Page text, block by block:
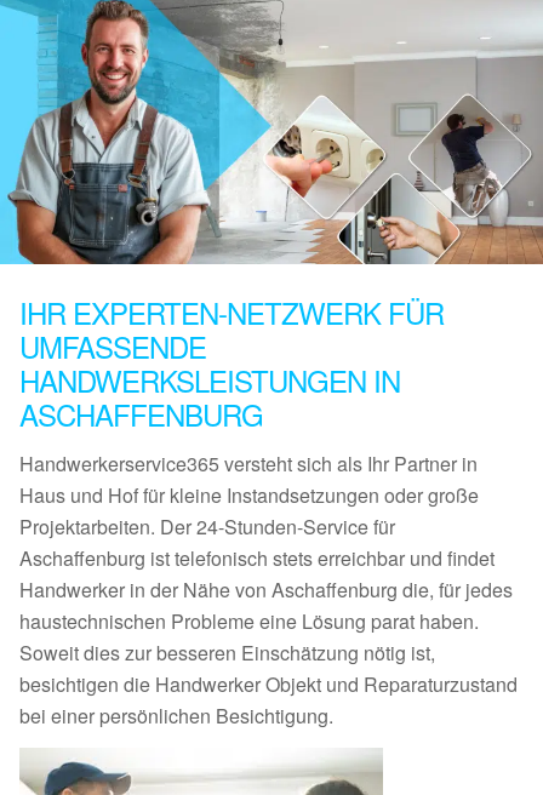
IHR EXPERTEN-NETZWERK FÜR
UMFASSENDE
HANDWERKSLEISTUNGEN IN
ASCHAFFENBURG
Handwerkerservice365 versteht sich als Ihr Partner in
Haus und Hof für kleine Instandsetzungen oder große
Projektarbeiten. Der 24-Stunden-Service für
Aschaffenburg ist telefonisch stets erreichbar und findet
Handwerker in der Nähe von Aschaffenburg die, für jedes
haustechnischen Probleme eine Lösung parat haben.
Soweit dies zur besseren Einschätzung nötig ist,
besichtigen die Handwerker Objekt und Reparaturzustand
bei einer persönlichen Besichtigung.